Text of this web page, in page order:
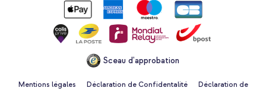
Sceau d'approbation
Mentions légales Déclaration de Confidentalité Déclaration de